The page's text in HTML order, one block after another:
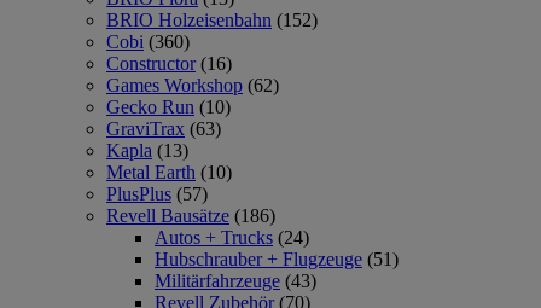
BRIO Holzeisenbahn (152)
Cobi (360)
Constructor (16)
Games Workshop (62)
Gecko Run (10)
GraviTrax (63)
Kapla (13)
Metal Earth (10)
PlusPlus (57)
Revell Bausätze (186)
Autos + Trucks (24)
Hubschrauber + Flugzeuge (51)
Militärfahrzeuge (43)
Revell Zubehör (70)